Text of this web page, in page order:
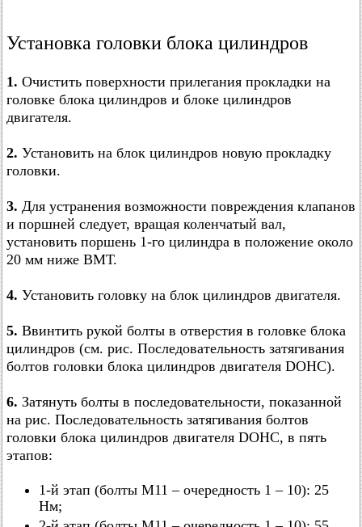
Установка головки блока цилиндров
1. Очистить поверхности прилегания прокладки на
головке блока цилиндров и блоке цилиндров
двигателя.
2. Установить на блок цилиндров новую прокладку
головки.
3. Для устранения возможности повреждения клапанов
и поршней следует, вращая коленчатый вал,
установить поршень 1-го цилиндра в положение около
20 мм ниже ВМТ.
4. Установить головку на блок цилиндров двигателя.
5. Ввинтить рукой болты в отверстия в головке блока
цилиндров (см. рис. Последовательность затягивания
болтов головки блока цилиндров двигателя DOHC).
6. Затянуть болты в последовательности, показанной
на рис. Последовательность затягивания болтов
головки блока цилиндров двигателя DOHC, в пять
этапов:
1-й этап (болты М11 – очередность 1 – 10): 25
Нм;